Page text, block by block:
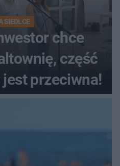
SIEDLCE
chce
część
przeciwna!